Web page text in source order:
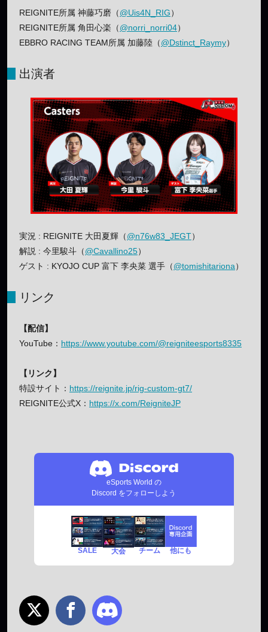
REIGNITE所属 神藤巧磨（@Uis4N_RIG）
REIGNITE所属 角田心楽（@norri_norri04）
EBBRO RACING TEAM所属 加藤陸（@Dstinct_Raymy）
出演者
実況 : REIGNITE 大田夏輝（@n76w83_JEGT）
解説 : 今里駿斗（@Cavallino25）
ゲスト : KYOJO CUP 富下 李央菜 選手（@tomishitariona）
リンク
【配信】
YouTube： https://www.youtube.com/@reigniteesports8335
【リンク】
特設サイト： https://reignite.jp/rig-custom-gt7/
REIGNITE公式X： https://x.com/ReigniteJP
eSports World の
Discord をフォローしよう
SALE 大会 チーム 他にも